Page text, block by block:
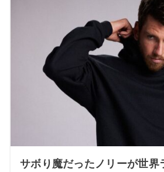
サボり魔だったノリーが世界